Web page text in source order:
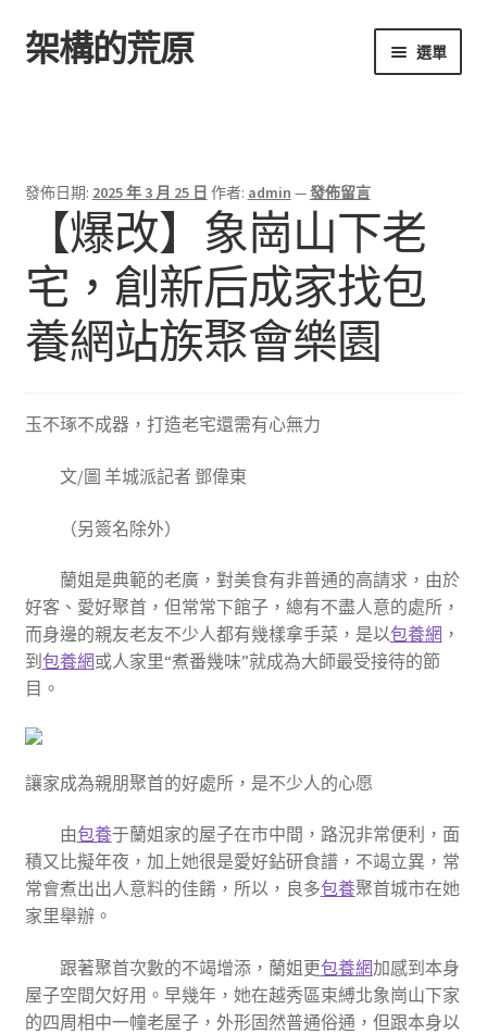
跳
至
跳
至
架構的荒原 選單
發佈日期: 2025 年 3 月 25 日 作者: admin —發佈留言
【爆改】象崗山下老
宅，創新后成家找包
養網站族聚會樂園
玉不琢不成器，打造老宅還需有心無力
文/圖 羊城派記者 鄧偉東
（另簽名除外）
蘭姐是典範的老廣，對美食有非普通的高請求，由於
好客、愛好聚首，但常常下館子，總有不盡人意的處所，
而身邊的親友老友不少人都有幾樣拿手菜，是以包養網 ，
到 包養網或人家里“煮番幾味”就成為大師最受接待的節
目。
讓家成為親朋聚首的好處所，是不少人的心愿
由包養于蘭姐家的屋子在市中間，路況非常便利，面
積又比擬年夜，加上她很是愛好鉆研食譜，不竭立異，常
常會煮出出人意料的佳餚，所以，良多包養聚首城市在她
家里舉辦。
跟著聚首次數的不竭增添，蘭姐更包養網加感到本身
屋子空間欠好用。早幾年，她在越秀區束縛北象崗山下家
的四周相中一幢老屋子，外形固然普通俗通，但跟本身以